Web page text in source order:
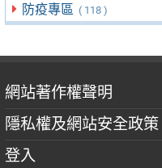
防疫專區 ( 118 )
網站著作權聲明
隱私權及網站安全政策
登入